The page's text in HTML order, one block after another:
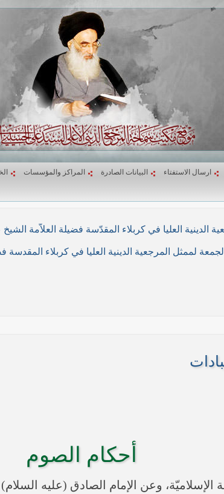
ارسال الاستفتاء البيانات الصادرة المراكز والمؤسسات
المقدّسة فضيلة العلاّمة الشيخ عبد المهدي الكربلائي في (26/ربيع
أنها تستهدف بقية المحافظات
النجف الأشرف حول التطورات الأمنية الأخيرة في
أحكام الصوم
وعن الإمام الصادق (عليه